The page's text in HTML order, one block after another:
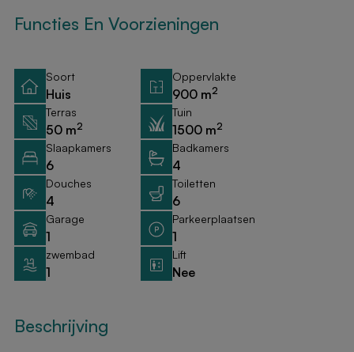
Functies En Voorzieningen
Soort
Huis
Oppervlakte
900 m2
Terras
50 m2
Tuin
1500 m2
Slaapkamers
6
Badkamers
4
Douches
4
Toiletten
6
Garage
1
Parkeerplaatsen
1
zwembad
1
Lift
Nee
Beschrijving